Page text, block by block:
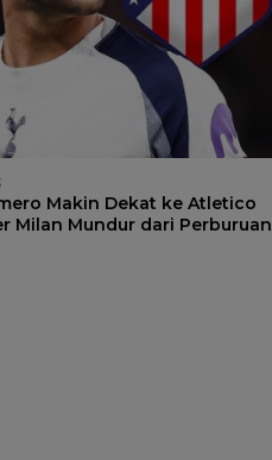
Makin Dekat ke Atletico
Milan Mundur dari Perburuan